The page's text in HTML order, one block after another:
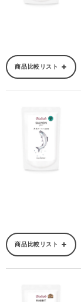
商品比較リスト
商品比較リスト